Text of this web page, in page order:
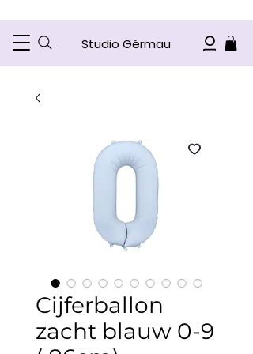
Studio Gérmau
Cijferballon
zacht blauw 0-9